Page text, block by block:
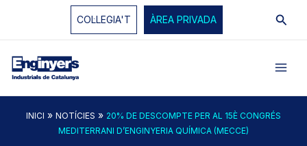
COL·LEGIA'T ÀREA PRIVADA
INICI » NOTÍCIES » 20% DE DESCOMPTE PER AL 15È CONGRÉS
MEDITERRANI D’ENGINYERIA QUÍMICA (MECCE)